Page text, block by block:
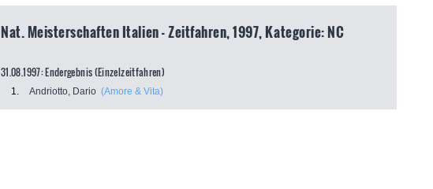
Nat. Meisterschaften Italien - Zeitfahren, 1997, Kategorie: NC
31.08.1997: Endergebnis (Einzelzeitfahren)
1. Andriotto, Dario (Amore & Vita)